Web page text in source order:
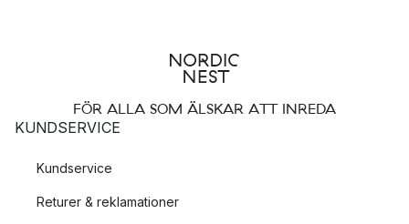
FÖR ALLA SOM ÄLSKAR ATT INREDA
KUNDSERVICE
Kundservice
Returer & reklamationer